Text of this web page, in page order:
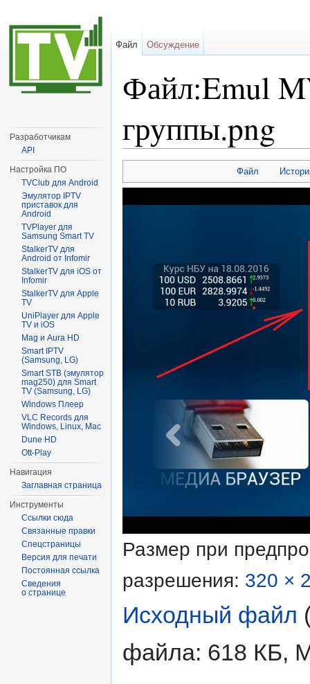
Файл:Emul
группы.png
Файл
Размер при
разрешения: 320 ×
Исходный файл
файла: 618 КБ,
Файл Обсуждение
Разработчикам
API
Настройка ПО
TVClub для Android
Эмулятор IPTV
приставок для
Android
TVPlayer для
Samsung Smart TV
StalkerTV для
Android от Infomir
StalkerTV для iOS от
Infomir
StalkerTV для Apple
TV
UniPlayer для Apple
TV и iOS
Mag и Aura HD
Smart IPTV
(Samsung, LG)
Smart STB (эмулятор
mag250) для Smart
TV (Samsung, LG)
Windows Плеер
VLC Records для
Windows, Linux, Mac
Dune HD
Ott-Play
Навигация
Заглавная страница
Инструменты
Ссылки сюда
Связанные правки
Спецстраницы
Версия для печати
Постоянная ссылка
Сведения
о странице